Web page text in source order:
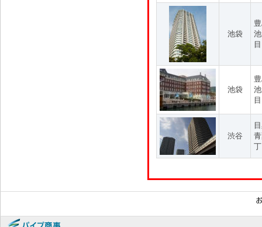
池袋
目
池袋
渋谷